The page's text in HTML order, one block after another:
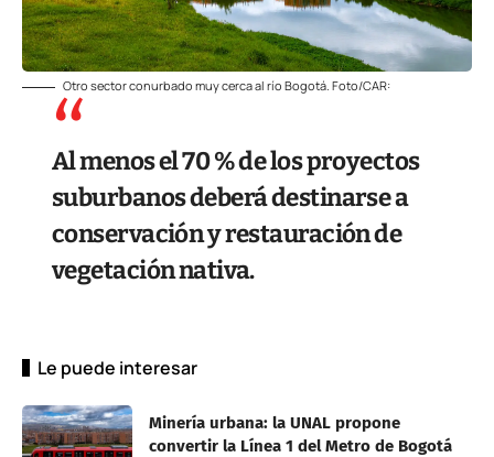
Otro sector conurbado muy cerca al río Bogotá. Foto/CAR:
Al menos el 70 % de los proyectos
suburbanos deberá destinarse a
conservación y restauración de
vegetación nativa.
Le puede interesar
Minería urbana: la UNAL propone
convertir la Línea 1 del Metro de Bogotá